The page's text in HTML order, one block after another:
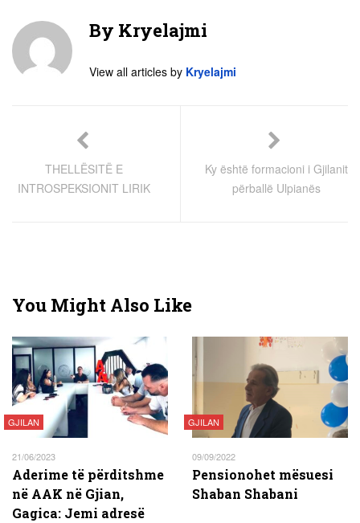
By Kryelajmi
View all articles by Kryelajmi
THELLËSITË E
INTROSPEKSIONIT LIRIK
Ky është formacioni i Gjilanit
përballë Ulpianës
You Might Also Like
GJILAN
21/06/2023
Aderime të përditshme
në AAK në Gjian,
Gagica: Jemi adresë
GJILAN
09/09/2022
Pensionohet mësuesi
Shaban Shabani